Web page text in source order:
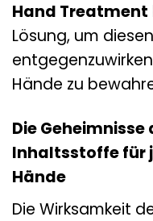
Hand Treatment
Lösung, um
Hände zu
Die
Inhaltsstoffe für
Hände
Die Wirksamkeit